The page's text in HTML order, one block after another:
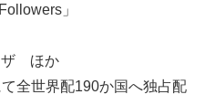
」
ザ ほか
全世界配190か国へ独占配